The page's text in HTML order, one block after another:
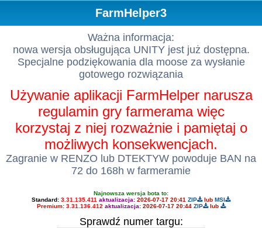
FarmHelper3
Ważna informacja:
nowa wersja obsługująca UNITY jest już dostępna.
Specjalne podziękowania dla moose za wysłanie
gotowego rozwiązania
Używanie aplikacji FarmHelper narusza
regulamin gry farmerama więc
korzystaj z niej rozważnie i pamiętaj o
możliwych konsekwencjach.
Zagranie w RENZO lub DTEKTYW powoduje BAN na
72 do 168h w farmeramie
Najnowsza wersja bota to:
Standard: 3.31.135.411 aktualizacja: 2026-07-17 20:41 ZIP lub MSI
Premium: 3.31.136.412 aktualizacja: 2026-07-17 20:44 ZIP lub
Sprawdź numer targu: